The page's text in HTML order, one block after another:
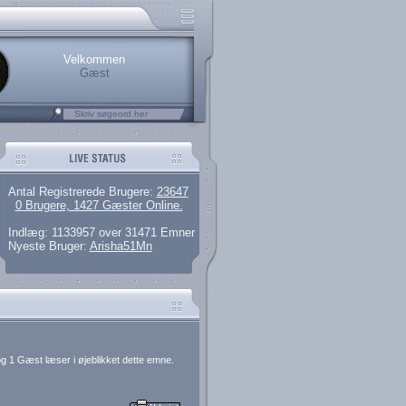
brugere
artikler og 135 guides
her.
Velkommen
Gæst
Antal Registrerede Brugere: 23647
0 Brugere, 1427 Gæster Online.
Indlæg: 1133957 over 31471 Emner
Nyeste Bruger: Arisha51Mn
1 Gæst læser i øjeblikket dette emne.